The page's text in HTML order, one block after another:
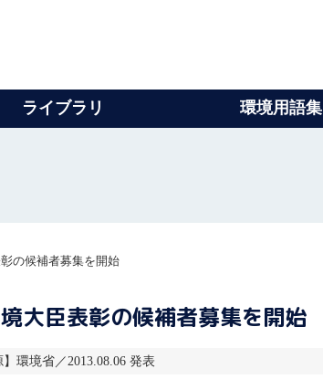
ライブラリ 環境用語集
の候補者募集を開始
大臣表彰の候補者募集を開始
環境省／2013.08.06 発表